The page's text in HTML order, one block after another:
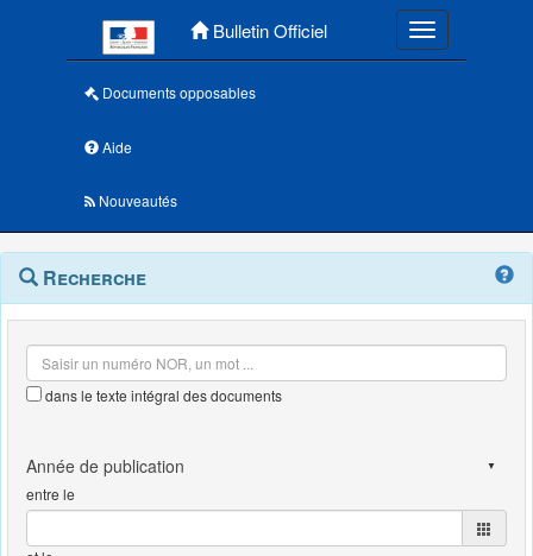
Bulletin Officiel Toggle
Documents opposables
Aide
Nouveautés
Navigation
outils
Menu
contextuel
Recherche
dans le texte intégral des documents
entre le